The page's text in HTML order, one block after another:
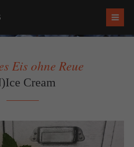
Eis ohne Reue
Cream